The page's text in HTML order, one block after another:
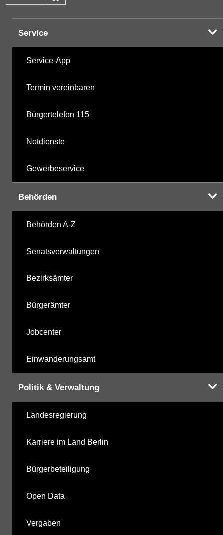
Service
Service-App
Termin vereinbaren
Bürgertelefon 115
Notdienste
Gewerbeservice
Behörden
Behörden A-Z
Senatsverwaltungen
Bezirksämter
Bürgerämter
Jobcenter
Einwanderungsamt
Politik & Verwaltung
Landesregierung
Karriere im Land Berlin
Bürgerbeteiligung
Open Data
Vergaben